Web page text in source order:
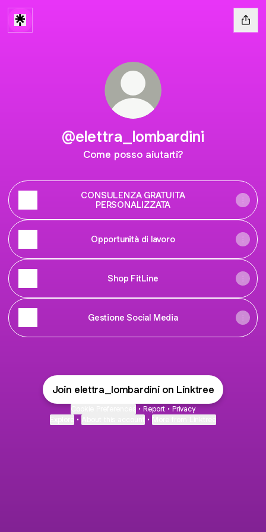
@elettra_lombardini
Come posso aiutarti?
CONSULENZA GRATUITA
PERSONALIZZATA
‎Opportunità di lavoro
Shop FitLine
Gestione Social Media
Join elettra_lombardini on Linktree
• Report • Privacy
• •